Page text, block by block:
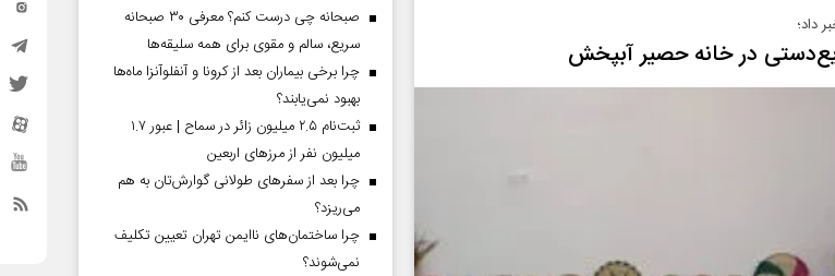
داد؛
در خانه حصیر آبپخش
صبحانه چی درست کنم؟ معرفی ۳۰ صبحانه
سریع، سالم و مقوی برای همه سلیقه‌ها
چرا برخی بیماران بعد از کرونا و آنفلوآنزا ماه‌ها
بهبود نمی‌یابند؟
ثبت‌نام ۲.۵ میلیون زائر در سماح | عبور ۱.۷
میلیون نفر از مرز‌های اربعین
چرا بعد از سفرهای طولانی گوارش‌تان به هم
می‌ریزد؟
چرا ساختمان‌های ناایمن تهران تعیین تکلیف
نمی‌شوند؟